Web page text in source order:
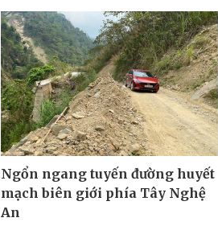
Ngổn ngang tuyến đường huyết
mạch biên giới phía Tây Nghệ
An